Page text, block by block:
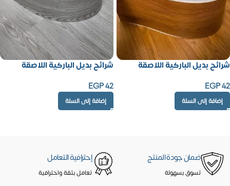
شرائح بديل الباركية اللاصقة
EGP42
إضافة إلى السلة
شرائح بديل الباركية اللاصقة
EGP42
إضافة إلى السلة
ضمان جودة المنتج
تسوق بسهولة
إحترافية التعامل
تعامل بثقة واحترافية